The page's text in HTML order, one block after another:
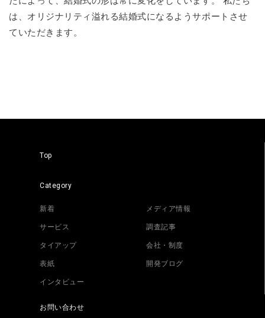
は、オリジナリティ溢れる結婚式になるようサポートさせ
ていただきます。
Top
Category
新着 メディア情報
サービス 調査記事
タイアップ 会社・制度
表紙 開発ブログ
インタビュー
お問い合わせ